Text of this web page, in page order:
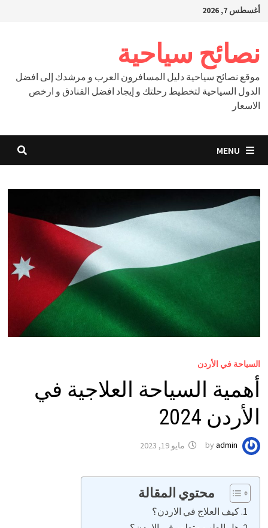
Skipأغسطس 7, 2026
نصائح سياحية
موقع نصائح سياحية دليل المسافرون العرب و مرشدك إلى افضل
الدول السياحية لتخطيط رحلتك و إيجاد افضل الفنادق و ارخص
الاسعار
MENU
السياحة في الأردن
أهمية السياحة العلاجية في
الأردن 2024
byadmin مايو 19, 2023
محتوي المقالة
كيف العلاج في الاردن؟